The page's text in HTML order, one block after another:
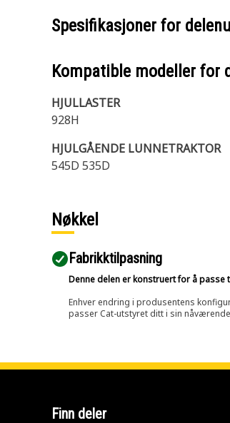
Spesifikasjoner for
Kompatible modeller for
HJULLASTER
928H
HJULGÅENDE LUNNETRAKTOR
545D 535D
Nøkkel
Fabrikktilpasning
Denne delen er konstruert for å
Enhver endring i produsentens
passer Cat-utstyret ditt i sin
Finn deler